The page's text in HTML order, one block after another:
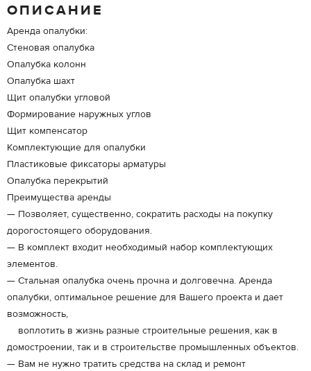
ОПИСАНИЕ
Аренда опалубки:
Стеновая опалубка
Опалубка колонн
Опалубка шахт
Щит опалубки угловой
Формирование наружных углов
Щит компенсатор
Комплектующие для опалубки
Пластиковые фиксаторы арматуры
Опалубка перекрытий
Преимущества аренды
— Позволяет, существенно, сократить расходы на покупку
дорогостоящего оборудования.
— В комплект входит необходимый набор комплектующих
элементов.
— Стальная опалубка очень прочна и долговечна. Аренда
опалубки, оптимальное решение для Вашего проекта и дает
возможность,
воплотить в жизнь разные строительные решения, как в
домостроении, так и в строительстве промышленных объектов.
— Вам не нужно тратить средства на склад и ремонт